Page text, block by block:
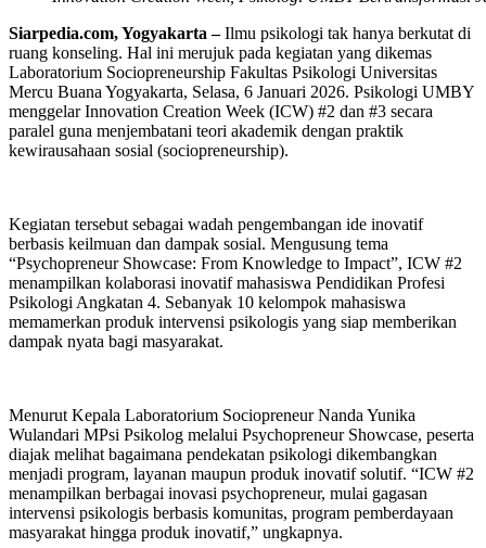
Siarpedia.com, Yogyakarta –Ilmu psikologi tak hanya berkutat di
ruang konseling. Hal ini merujuk pada kegiatan yang dikemas
Laboratorium Sociopreneurship Fakultas Psikologi Universitas
Mercu Buana Yogyakarta, Selasa, 6 Januari 2026. Psikologi UMBY
menggelar Innovation Creation Week (ICW) #2 dan #3 secara
paralel guna menjembatani teori akademik dengan praktik
kewirausahaan sosial (sociopreneurship).
Kegiatan tersebut sebagai wadah pengembangan ide inovatif
berbasis keilmuan dan dampak sosial. Mengusung tema
“Psychopreneur Showcase: From Knowledge to Impact”, ICW #2
menampilkan kolaborasi inovatif mahasiswa Pendidikan Profesi
Psikologi Angkatan 4. Sebanyak 10 kelompok mahasiswa
memamerkan produk intervensi psikologis yang siap memberikan
dampak nyata bagi masyarakat.
Menurut Kepala Laboratorium Sociopreneur Nanda Yunika
Wulandari MPsi Psikolog melalui Psychopreneur Showcase, peserta
diajak melihat bagaimana pendekatan psikologi dikembangkan
menjadi program, layanan maupun produk inovatif solutif. “ICW #2
menampilkan berbagai inovasi psychopreneur, mulai gagasan
intervensi psikologis berbasis komunitas, program pemberdayaan
masyarakat hingga produk inovatif,” ungkapnya.